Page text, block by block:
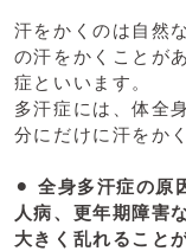
汗をかくのは自然
の汗をかくことが
症といいます。
多汗症には、体全
分にだけに汗をか
⚫︎ 全身多汗症の原
人病、更年期障害
大きく乱れること